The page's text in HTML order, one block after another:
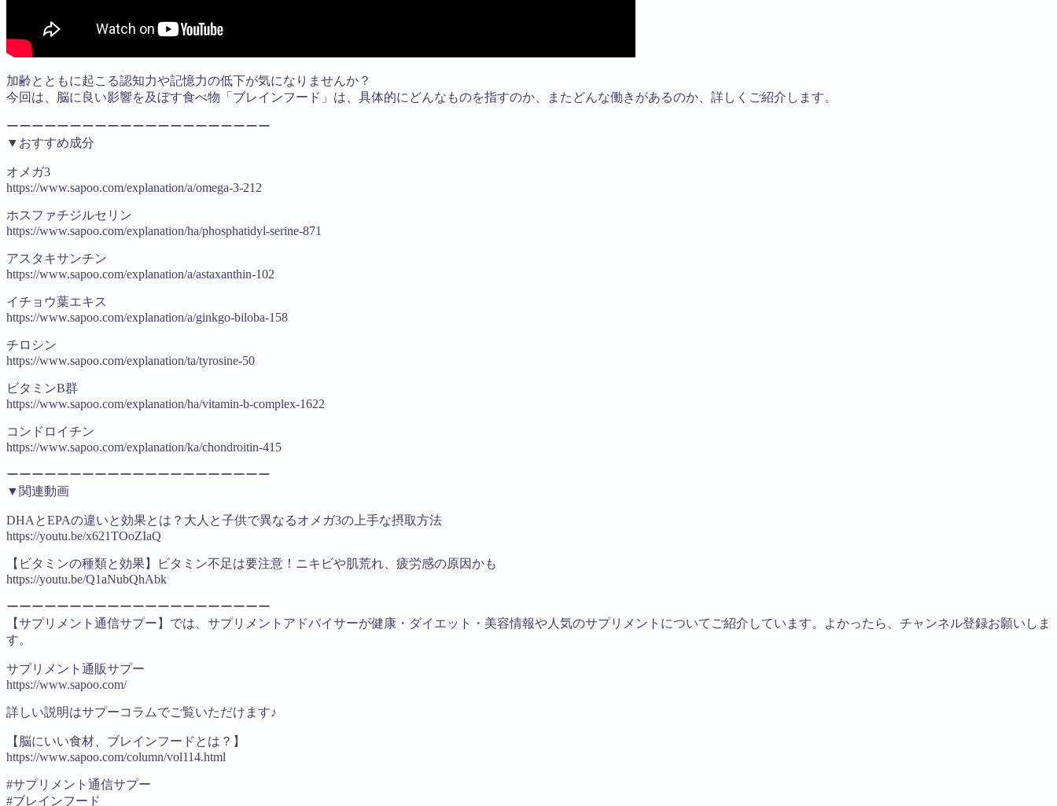
加齢とともに起こる認知力や記憶力の低下が気になりませんか？
今回は、脳に良い影響を及ぼす食べ物「ブレインフード」は、具体的にどんなものを指すのか、またどんな働きがあるのか、詳しくご紹介します。
ーーーーーーーーーーーーーーーーーーーーー
▼おすすめ成分
オメガ3
https://www.sapoo.com/explanation/a/omega-3-212
ホスファチジルセリン
https://www.sapoo.com/explanation/ha/phosphatidyl-serine-871
アスタキサンチン
https://www.sapoo.com/explanation/a/astaxanthin-102
イチョウ葉エキス
https://www.sapoo.com/explanation/a/ginkgo-biloba-158
チロシン
https://www.sapoo.com/explanation/ta/tyrosine-50
ビタミンB群
https://www.sapoo.com/explanation/ha/vitamin-b-complex-1622
コンドロイチン
https://www.sapoo.com/explanation/ka/chondroitin-415
ーーーーーーーーーーーーーーーーーーーーー
▼関連動画
DHAとEPAの違いと効果とは？大人と子供で異なるオメガ3の上手な摂取方法
https://youtu.be/x621TOoZIaQ
【ビタミンの種類と効果】ビタミン不足は要注意！ニキビや肌荒れ、疲労感の原因かも
https://youtu.be/Q1aNubQhAbk
ーーーーーーーーーーーーーーーーーーーーー
【サプリメント通信サプー】では、サプリメントアドバイサーが健康・ダイエット・美容情報や人気のサプリメントについてご紹介しています。よかったら、チャンネル登録お願いしま
す。
サプリメント通販サプー
https://www.sapoo.com/
詳しい説明はサプーコラムでご覧いただけます♪
【脳にいい食材、ブレインフードとは？】
https://www.sapoo.com/column/vol114.html
#サプリメント通信サプー
#ブレインフード